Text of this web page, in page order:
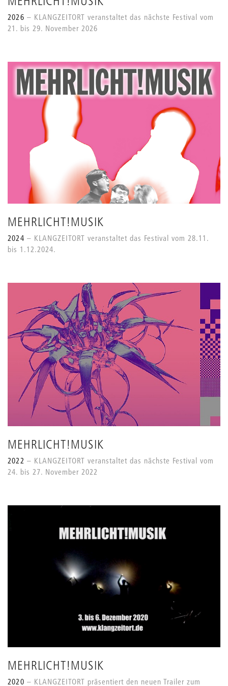
2026
KLANGZEITORT veranstaltet das nächste Festival vom
21. bis 29. November 2026
MEHRLICHT!MUSIK
2024
KLANGZEITORT veranstaltet das Festival vom 28.11.
bis 1.12.2024.
MEHRLICHT!MUSIK
2022
KLANGZEITORT veranstaltet das nächste Festival vom
24. bis 27. November 2022
MEHRLICHT!MUSIK
2020 KLANGZEITORT präsentiert den neuen Trailer zum